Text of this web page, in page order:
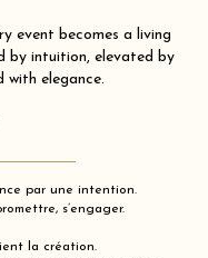
event becomes a living
by intuition, elevated by
with elegance.
par une intention.
s’engager.
la création.